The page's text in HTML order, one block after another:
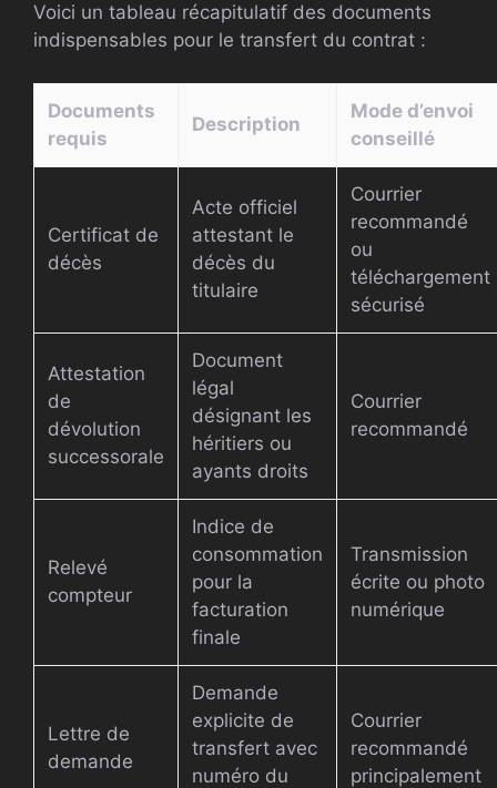
Voici un tableau récapitulatif des documents
indispensables pour le transfert du contrat :
Documents
requis
Description
Mode d’envoi
conseillé
Certificat de
décès
Acte officiel
attestant le
décès du
titulaire
Courrier
recommandé
ou
téléchargement
sécurisé
Attestation
de
dévolution
successorale
Document
légal
désignant les
héritiers ou
ayants droits
Courrier
recommandé
Relevé
compteur
Indice de
consommation
pour la
facturation
finale
Transmission
écrite ou photo
numérique
Lettre de
demande
Demande
explicite de
transfert avec
numéro du
Courrier
recommandé
principalement